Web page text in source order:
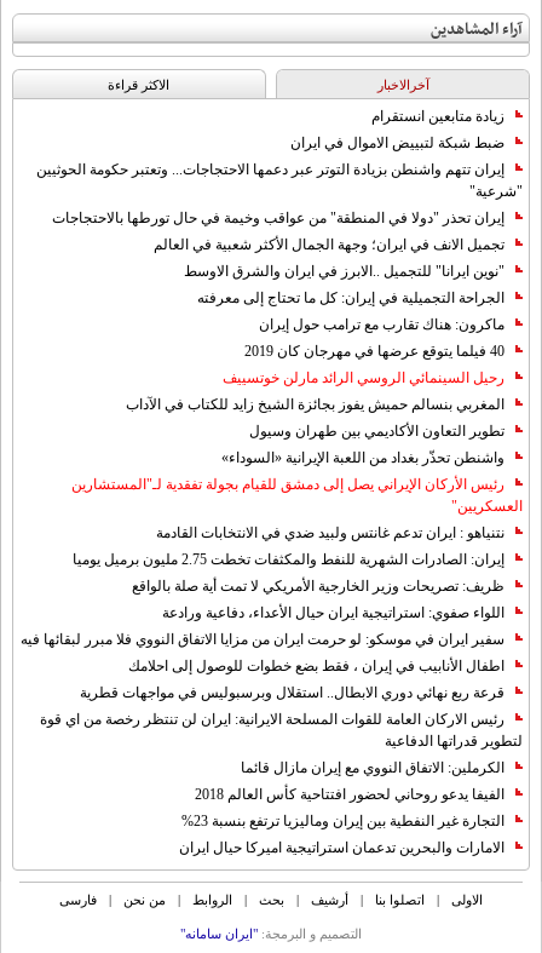
آراء المشاهدين
آخرالاخبار الاکثر قراءة
زيادة متابعين انستقرام
ضبط شبكة لتبييض الاموال في ايران
إيران تتهم واشنطن بزيادة التوتر عبر دعمها الاحتجاجات... وتعتبر حكومة الحوثيين
"شرعية"
إيران تحذر "دولا في المنطقة" من عواقب وخيمة في حال تورطها بالاحتجاجات
تجميل الانف في ايران؛ وجهة الجمال الأكثر شعبية في العالم
"نوين ايرانا" للتجميل ..الابرز في ايران والشرق الاوسط
الجراحة التجميلية في إيران: كل ما تحتاج إلى معرفته
ماكرون: هناك تقارب مع ترامب حول إيران
40 فيلما يتوقع عرضها في مهرجان كان 2019
رحيل السينمائي الروسي الرائد مارلن خوتسييف
المغربي بنسالم حميش يفوز بجائزة الشيخ زايد للكتاب في الآداب
تطوير التعاون الأكاديمي بين طهران وسيول
واشنطن تحذّر بغداد من اللعبة الإيرانية «السوداء»
رئيس الأركان الإيراني يصل إلى دمشق للقيام بجولة تفقدية لـ"المستشارين
العسكريين"
نتنياهو : ايران تدعم غانتس ولبيد ضدي في الانتخابات القادمة
إيران: الصادرات الشهریة للنفط والمكثفات تخطت 2.75 مليون برميل يوميا
ظريف: تصريحات وزير الخارجية الأمريكي لا تمت أية صلة بالواقع
اللواء صفوي: استراتيجية ايران حيال الأعداء، دفاعية ورادعة
سفير ايران في موسكو: لو حرمت ايران من مزايا الاتفاق النووي فلا مبرر لبقائها فيه
اطفال الأنابيب في إيران ، فقط بضع خطوات للوصول إلى احلامك
قرعة ربع نهائي دوري الابطال.. استقلال وبرسبوليس في مواجهات قطرية
رئيس الاركان العامة للقوات المسلحة الايرانية: ايران لن تنتظر رخصة من اي قوة
لتطوير قدراتها الدفاعية
الكرملين: الاتفاق النووي مع إيران مازال قائما
الفيفا يدعو روحاني لحضور افتتاحية كأس العالم 2018
التجارة غیر النفطیة بین إیران ومالیزیا ترتفع بنسبة 23%
الامارات والبحرين تدعمان استراتيجية اميركا حيال ايران
الاولی | اتصلوا بنا | أرشیف | بحث | الروابط | من نحن | فارسی
التصمیم و البرمجة: "ایران سامانه"